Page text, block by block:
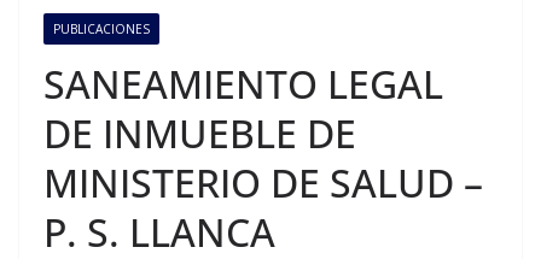
PUBLICACIONES
SANEAMIENTO LEGAL
DE INMUEBLE DE
MINISTERIO DE SALUD –
P. S. LLANCA